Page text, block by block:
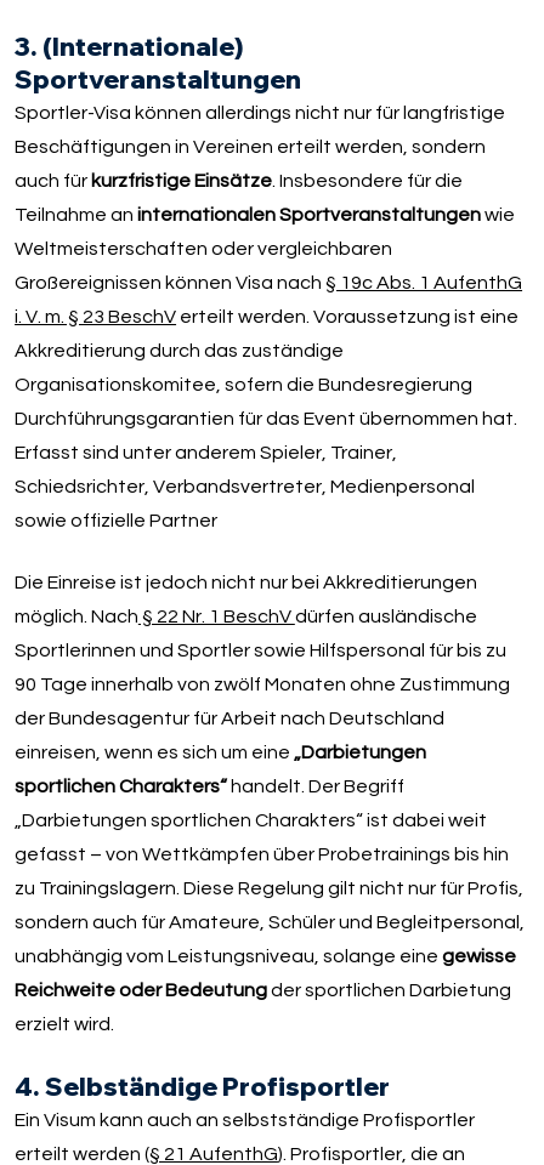
3. (Internationale)
Sportveranstaltungen
Sportler-Visa können allerdings nicht nur für langfristige
Beschäftigungen in Vereinen erteilt werden, sondern
auch für kurzfristige Einsätze . Insbesondere für die
Teilnahme aninternationalen Sportveranstaltungenwie
Weltmeisterschaften oder vergleichbaren
Großereignissen können Visa nach§ 19c Abs. 1 AufenthG
i. V. m. § 23 BeschV erteilt werden. Voraussetzung ist eine
Akkreditierung durch das zuständige
Organisationskomitee, sofern die Bundesregierung
Durchführungsgarantien für das Event übernommen hat.
Erfasst sind unter anderem Spieler, Trainer,
Schiedsrichter, Verbandsvertreter, Medienpersonal
sowie offizielle Partner
Die Einreise ist jedoch nicht nur bei Akkreditierungen
möglich. Nach § 22 Nr. 1 BeschVdürfen ausländische
Sportlerinnen und Sportler sowie Hilfspersonal für bis zu
90 Tage innerhalb von zwölf Monaten ohne Zustimmung
der Bundesagentur für Arbeit nach Deutschland
einreisen, wenn es sich um eine „Darbietungen
sportlichen Charakters“ handelt. Der Begriff
„Darbietungen sportlichen Charakters“ ist dabei weit
gefasst – von Wettkämpfen über Probetrainings bis hin
zu Trainingslagern. Diese Regelung gilt nicht nur für Profis,
sondern auch für Amateure, Schüler und Begleitpersonal,
unabhängig vom Leistungsniveau, solange eine gewisse
Reichweite oder Bedeutungder sportlichen Darbietung
erzielt wird.
4. Selbständige Profisportler
Ein Visum kann auch an selbstständige Profisportler
erteilt werden (§ 21 AufenthG). Profisportler, die an